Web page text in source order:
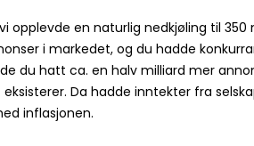
en naturlig nedkjøling til 350
i markedet, og du hadde
du hatt ca. en halv milliard mer
Da hadde inntekter fra
inflasjonen.